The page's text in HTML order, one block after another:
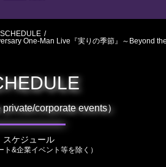
SCHEDULE
One-Man Live『実りの季節』～Beyond
private/corporate events）
スケジュール
ト&企業イベント等を除く）